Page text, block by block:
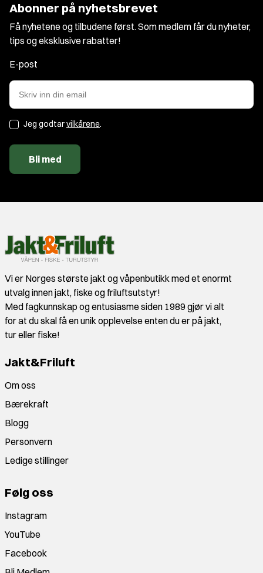
Abonner på nyhetsbrevet
Få nyhetene og tilbudene først. Som medlem får du nyheter,
tips og eksklusive rabatter!
E-post
Jeg godtarvilkårene.
Bli med
Vi er Norges største jakt og våpenbutikk med et enormt
utvalg innen jakt, fiske og friluftsutstyr!
Med fagkunnskap og entusiasme siden 1989 gjør vi alt
for at du skal få en unik opplevelse enten du er på jakt,
tur eller fiske!
Jakt&Friluft
Om oss
Bærekraft
Blogg
Personvern
Ledige stillinger
Følg oss
Instagram
YouTube
Facebook